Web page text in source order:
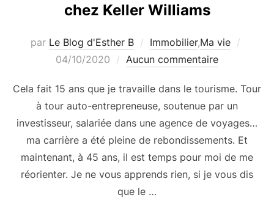
chez Keller Williams
par Le Blog d'Esther B Immobilier,Ma vie
04/10/2020 Aucun commentaire
Cela fait 15 ans que je travaille dans le tourisme. Tour
à tour auto-entrepreneuse, soutenue par un
investisseur, salariée dans une agence de voyages…
ma carrière a été pleine de rebondissements. Et
maintenant, à 45 ans, il est temps pour moi de me
réorienter. Je ne vous apprends rien, si je vous dis
que le …